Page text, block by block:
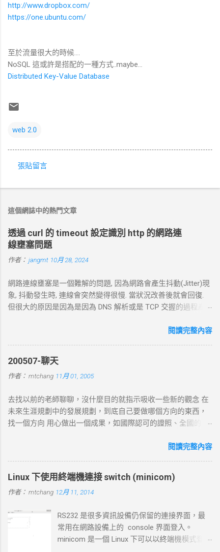
http://www.dropbox.com/
https://one.ubuntu.com/
至於流量很大的時候....
NoSQL 這或許是搭配的一種方式..maybe...
Distributed Key-Value Database
web 2.0
言
張貼留言
這個網誌中的熱門文章
透過 curl 的 timeout 設定識別 http 的網路連
線壅塞問題
作者： jangmt 10月 28, 2024
網路連線壅塞是一個難解的問題, 因為網路會產生抖動(Jitter)現
象, 抖動發生時, 連線會突然變得很慢. 當狀況改善後就會回復.
但很大的原因是因為是因為 DNS 解析或是 TCP 交握的過程產
以下幾個主要步驟： 1. DNS 查詢 目標 ：解析主機名 (如
進行查詢，獲取目標伺服器的 IP 地址。 結果 ：若查詢成功，
返回 IP 地址， curl 將繼續下一步。若查詢失敗， curl 則返回
DNS 錯誤並中止。 2. TCP 三向交握 (Three-Way Handshake) 目
核發送一個 SYN 封包，目標伺服器回應 SYN-ACK ，然後 curl
返回 ACK 完成三向交握，建立起 TCP 連線。 結果 ：若在 --
connect-timeout 設定時間內未完成三向交握，則連線失敗並返
HTTP 請求，根據 URL 設定不同的請求方法（如 GET 、 POST
）。 過程 ： curl 構建 HTTP 請求標頭並附加任何所需的數據
（如表單數據），然後通過已建立的 TCP 連線將請求發送到伺
服器。 結果 ：伺服器接收請求並準備回應，若過程中出現網路
問題，則請求可能中止或失敗。 4. 伺服器處理請求並返回回應
容。 過程 ：伺服器確認請求內容後，由 HTTP 伺服器（如
httpd ）根據需求（例如讀取靜態文件或調用後端服務）生成回
應，並加上適當的 HTTP 狀態碼和標頭。 結果 ：伺服器將回應
閱讀完整內容
200507-聊天
作者： mtchang 11月 01, 2005
去找以前的老師聊聊，沒什麼目的就指示吸收一些新的觀念 在
未來生涯規劃中的發展規劃，到底自己要做哪個方向的東西，
找一個方向 用心做出一個成果，如國際認可的證照、全國的比
路。以目前技術而言要就做最大最廣，否則 就做最小最少，避
X-windows上程式的開發： http://www.wxwidgets.org/
http://tavi.debian.org.tw/index.php?page=wxWindows * 使用
Java在嵌入式系統上的開發 當然如果在學習過程中，有好的工
等著我去讀，但好的工作不是常常有的，一定要把握住好的機
閱讀完整內容
Linux 下使用終端機連接 switch (minicom)
作者： mtchang 12月 11, 2014
RS232 是很多資訊設備仍保留的連接界面，最
常用在網路設備上的 console 界面登入。
minicom 是一個 Linux 下可以以終端機模式登入